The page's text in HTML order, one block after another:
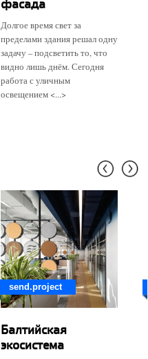
фасада
Долгое время свет за
пределами здания решал одну
задачу – подсветить то, что
видно лишь днём. Сегодня
работа с уличным
освещением <...>
send.project
Балтийская
экосистема